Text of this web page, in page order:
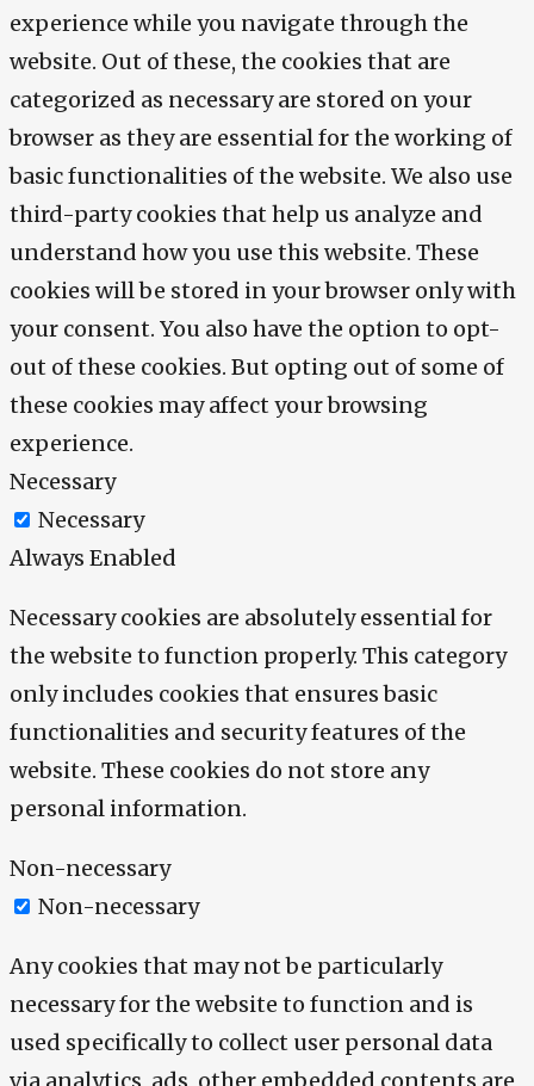
experience while you navigate through the
website. Out of these, the cookies that are
categorized as necessary are stored on your
browser as they are essential for the working of
basic functionalities of the website. We also use
third-party cookies that help us analyze and
understand how you use this website. These
cookies will be stored in your browser only with
your consent. You also have the option to opt-
out of these cookies. But opting out of some of
these cookies may affect your browsing
experience.
Necessary
Necessary
Always Enabled
Necessary cookies are absolutely essential for
the website to function properly. This category
only includes cookies that ensures basic
functionalities and security features of the
website. These cookies do not store any
personal information.
Non-necessary
Non-necessary
Any cookies that may not be particularly
necessary for the website to function and is
used specifically to collect user personal data
via analytics, ads, other embedded contents are